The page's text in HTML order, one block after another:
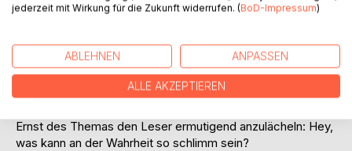
wurden, damit sie die von den Herrschenden gewünschte
den eigenen Gottes- und Glaubensbildern zu
verabschieden, ja, sie auch nur in Frage zu stellen. Es ist
eine geistige Achterbahn-Fahrt mit ungewissem Ausgang.
Ernst des Themas den Leser ermutigend anzulächeln: Hey,
was kann an der Wahrheit so schlimm sein?
jederzeit mit Wirkung für die Zukunft widerrufen. (BoD-Impressum)
ABLEHNEN ANPASSEN
ALLE AKZEPTIEREN